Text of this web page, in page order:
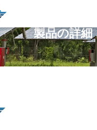
製品の詳細